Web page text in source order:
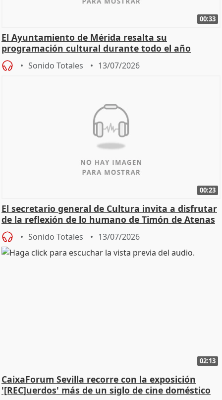
00:33
El Ayuntamiento de Mérida resalta su
programación cultural durante todo el año
Sonido Totales 13/07/2026
00:23
El secretario general de Cultura invita a disfrutar
de la reflexión de lo humano de Timón de Atenas
Sonido Totales 13/07/2026
02:13
CaixaForum Sevilla recorre con la exposición
'[REC]uerdos' más de un siglo de cine doméstico